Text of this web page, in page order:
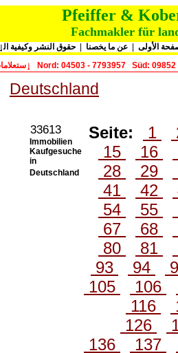
Pfeiffer &
Fachmakler für
الأولى عن ما يخصنا
حقوق النشر وكيفية
Nord: 04503 - 7793957 Süd: 09852
Deutschland
33613
Immobilien
Kaufgesuche
in
Deutschland
Seite: 1
15
16
28
29
41
42
54
55
67
68
80
81
93
94
105
106
116
126
136
137